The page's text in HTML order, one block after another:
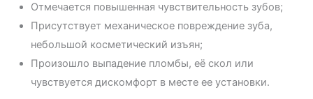
Отмечается повышенная чувствительность зубов;
Присутствует механическое повреждение зуба,
небольшой косметический изъян;
Произошло выпадение пломбы, её скол или
чувствуется дискомфорт в месте ее установки.